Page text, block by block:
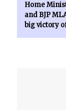
Home
and BJP
big victory